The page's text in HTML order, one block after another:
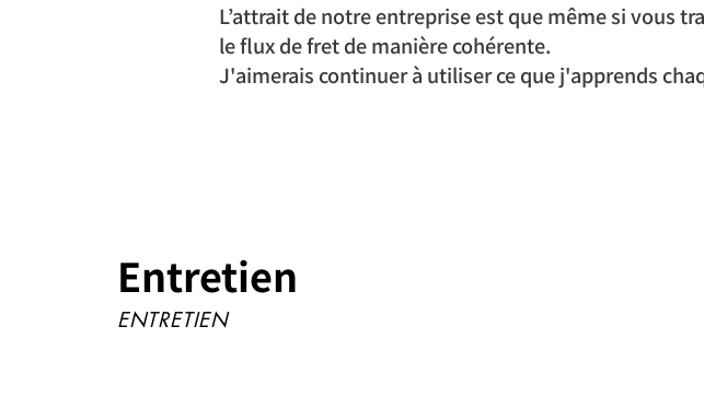
L’attrait de notre entreprise est que même si vous
le flux de fret de manière cohérente.
J'aimerais continuer à utiliser ce que j'apprends
Entretien
ENTRETIEN